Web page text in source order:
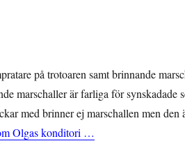
på trotoaren samt brinnande
marschaller är farliga för synskadade
med brinner ej marschallen men den
Olgas konditori …